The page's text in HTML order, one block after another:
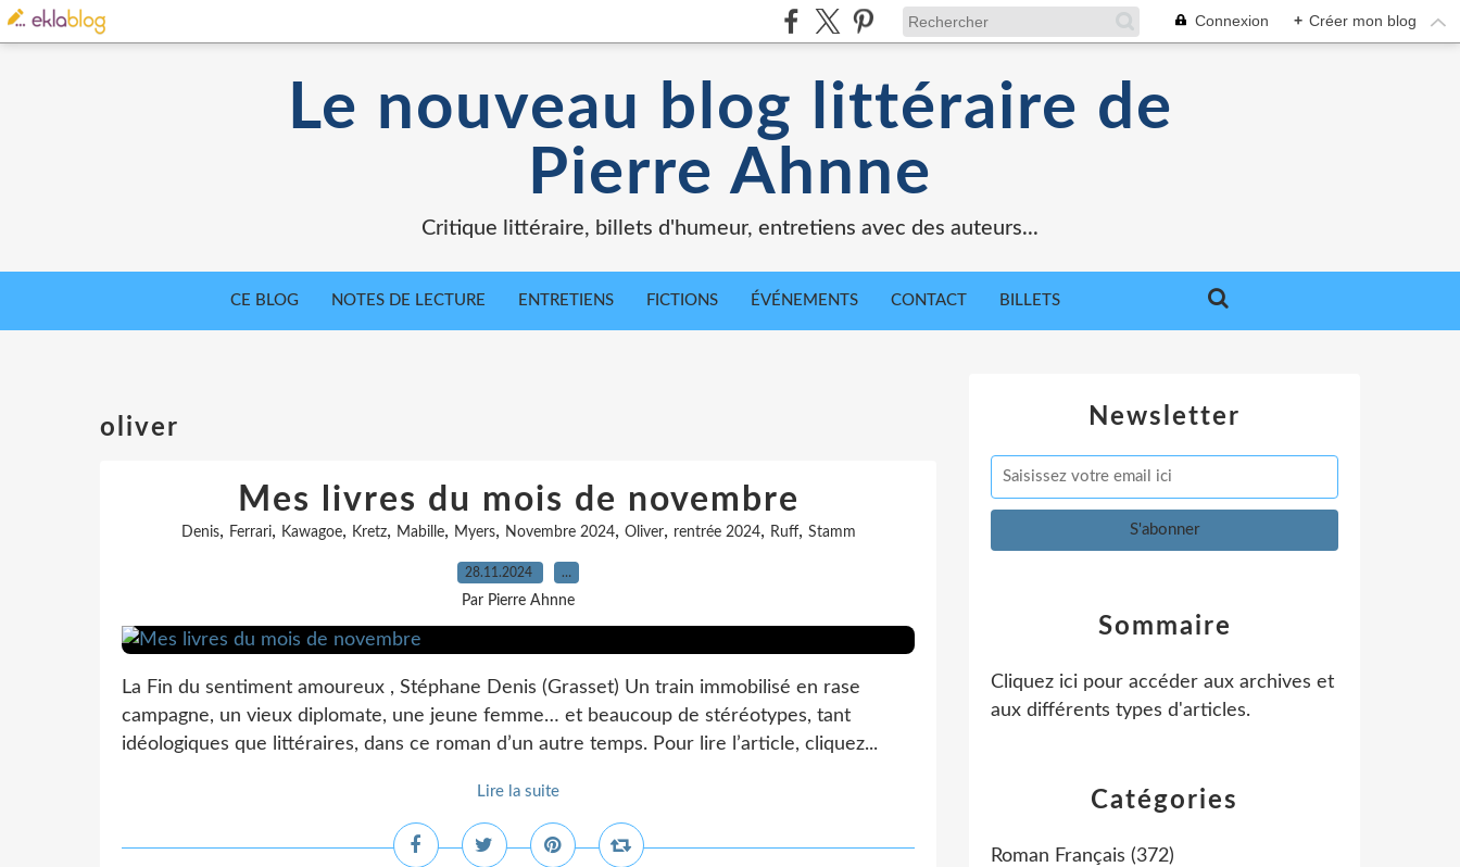
Connexion + Créer mon blog
Le nouveau blog littéraire de
Pierre Ahnne
Critique littéraire, billets d'humeur, entretiens avec des auteurs...
CE BLOG NOTES DE LECTURE ENTRETIENS FICTIONS ÉVÉNEMENTS CONTACT BILLETS
oliver
Mes livres du mois de novembre
Denis, Ferrari, Kawagoe, Kretz, Mabille, Myers, Novembre 2024, Oliver, rentrée 2024, Ruff, Stamm
28.11.2024 …
Par Pierre Ahnne
La Fin du sentiment amoureux , Stéphane Denis (Grasset) Un train immobilisé en rase
campagne, un vieux diplomate, une jeune femme… et beaucoup de stéréotypes, tant
idéologiques que littéraires, dans ce roman d’un autre temps. Pour lire l’article, cliquez...
Lire la suite
Newsletter
Catégories
Roman Français (372)
Sommaire
Cliquez ici pour accéder aux archives et
aux différents types d'articles.